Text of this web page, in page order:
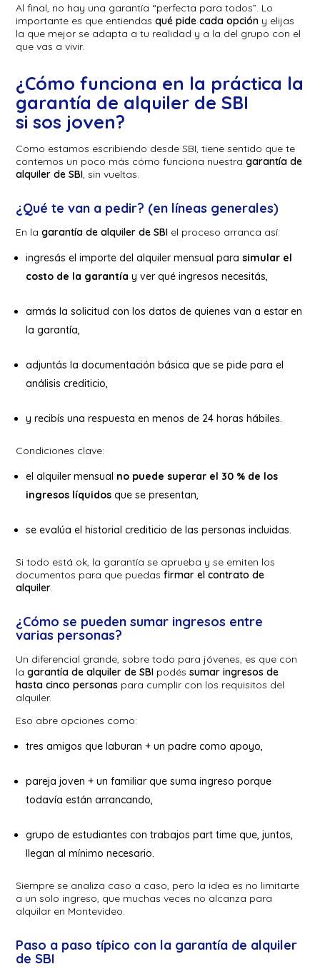
Al final, no hay una garantía “perfecta para todos”. Lo
importante es que entiendasqué pide cada opción y elijas
la que mejor se adapta a tu realidad y a la del grupo con el
que vas a vivir.
¿Cómo funciona en la práctica la
garantía de alquiler de SBI
si sos joven?
Como estamos escribiendo desde SBI, tiene sentido que te
contemos un poco más cómo funciona nuestragarantía de
alquiler de SBI , sin vueltas.
¿Qué te van a pedir? (en líneas generales)
En lagarantía de alquiler de SBI el proceso arranca así:
ingresás el importe del alquiler mensual parasimular el
costo de la garantía y ver qué ingresos necesitás,
armás la solicitud con los datos de quienes van a estar en
la garantía,
adjuntás la documentación básica que se pide para el
análisis crediticio,
y recibís una respuesta en menos de 24 horas hábiles.
Condiciones clave:
el alquiler mensual no puede superar el 30 % de los
ingresos líquidos que se presentan,
se evalúa el historial crediticio de las personas incluidas.
Si todo está ok, la garantía se aprueba y se emiten los
documentos para que puedasfirmar el contrato de
alquiler
¿Cómo se pueden sumar ingresos entre
varias personas?
Un diferencial grande, sobre todo para jóvenes, es que con
lagarantía de alquiler de SBI podéssumar ingresos de
hasta cinco personas para cumplir con los requisitos del
alquiler.
Eso abre opciones como:
tres amigos que laburan + un padre como apoyo,
pareja joven + un familiar que suma ingreso porque
todavía están arrancando,
grupo de estudiantes con trabajos part time que, juntos,
llegan al mínimo necesario.
Siempre se analiza caso a caso, pero la idea es no limitarte
a un solo ingreso, que muchas veces no alcanza para
alquilar en Montevideo.
Paso a paso típico con la garantía de alquiler
de SBI